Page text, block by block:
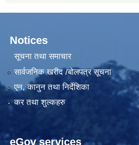
Notices
सूचना तथा समाचार
सार्वजनिक खरीद /बोलपत्र सूचना
एन, कानुन तथा निर्देशिका
कर तथा शुल्कहरु
eGov services